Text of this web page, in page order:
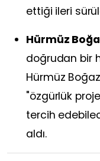
ettiği ileri
Hürmüz
doğrudan bir
Hürmüz
"özgürlük
tercih
aldı.